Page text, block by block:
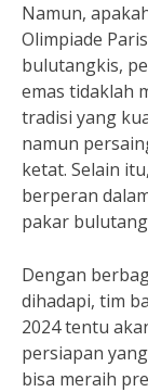
Namun,
Olimpiade
bulutangkis,
emas tidaklah
tradisi yang
namun
ketat. Selain
berperan
pakar
Dengan
dihadapi, tim
2024 tentu
persiapan
bisa meraih